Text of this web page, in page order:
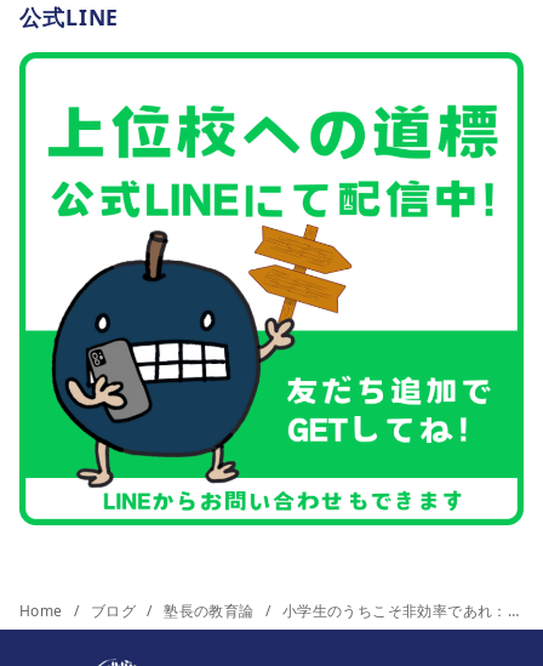
公式LINE
Home ブログ 塾長の教育論 小学生のうちこそ非効率であれ：非効率であるほうが効率的だったりする話。